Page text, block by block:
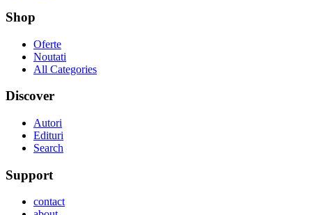
Shop
Oferte
Noutati
All Categories
Discover
Autori
Edituri
Search
Support
contact